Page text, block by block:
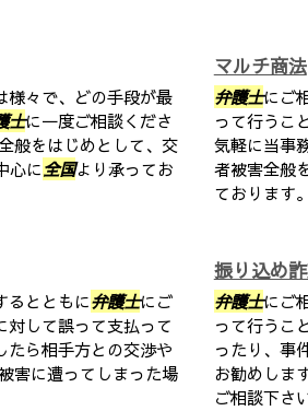
様々で、どの手段が最
士に一度ご相談くださ
般をはじめとして、交
心に全国より承ってお
マルチ商法
弁護士にご
って行うこ
気軽に当事
者被害全般
ております
るとともに弁護士にご
して誤って支払って
たら相手方との交渉や
害に遭ってしまった場
振り込め
弁護士にご
って行うこ
ったり、事
お勧めしま
ご相談下さ